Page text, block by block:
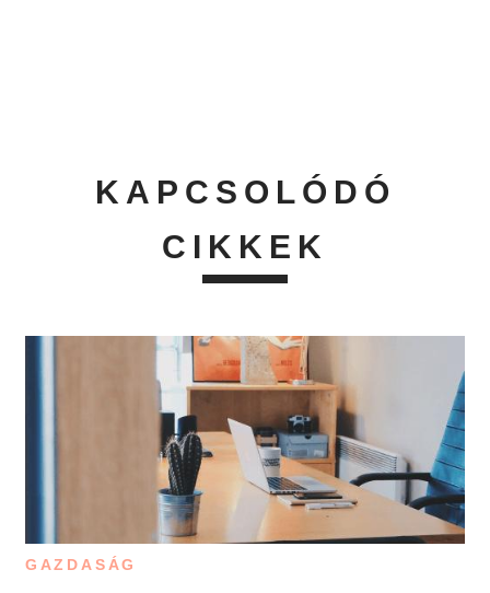
KAPCSOLÓDÓ
CIKKEK
GAZDASÁG